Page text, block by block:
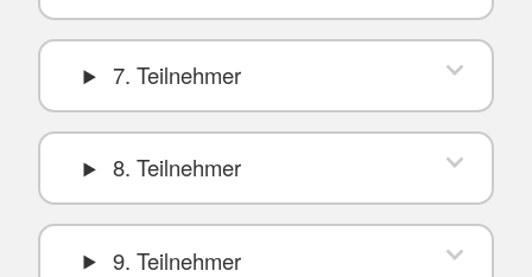
7. Teilnehmer
8. Teilnehmer
9. Teilnehmer